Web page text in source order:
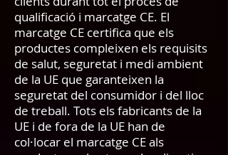
qualificació i marcatge CE. El
marcatge CE certifica que els
productes compleixen els requisits
de salut, seguretat i medi ambient
de la UE que garanteixen la
seguretat del consumidor i del lloc
de treball. Tots els fabricants de la
UE i de fora de la UE han de
col·locar el marcatge CE als